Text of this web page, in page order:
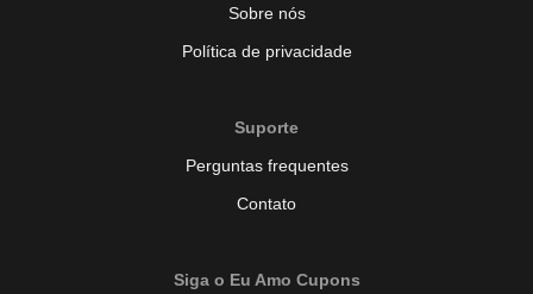
Sobre nós
Política de privacidade
Suporte
Perguntas frequentes
Contato
Siga o Eu Amo Cupons